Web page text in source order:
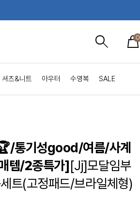
0
셔츠&니트 아우터 수영복 SALE
통기성good/여름/사계
템/2종특가][Jj]모달임부
트(고정패드/브라일체형)